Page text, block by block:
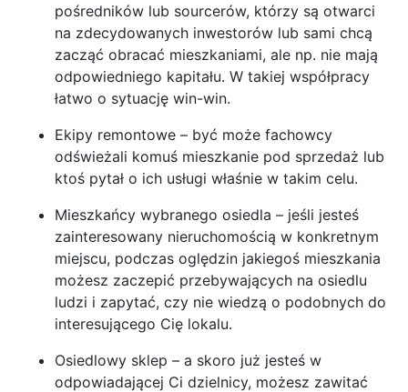
pośredników lub sourcerów, którzy są otwarci
na zdecydowanych inwestorów lub sami chcą
zacząć obracać mieszkaniami, ale np. nie mają
odpowiedniego kapitału. W takiej współpracy
łatwo o sytuację win-win.
Ekipy remontowe – być może fachowcy
odświeżali komuś mieszkanie pod sprzedaż lub
ktoś pytał o ich usługi właśnie w takim celu.
Mieszkańcy wybranego osiedla – jeśli jesteś
zainteresowany nieruchomością w konkretnym
miejscu, podczas oględzin jakiegoś mieszkania
możesz zaczepić przebywających na osiedlu
ludzi i zapytać, czy nie wiedzą o podobnych do
interesującego Cię lokalu.
Osiedlowy sklep – a skoro już jesteś w
odpowiadającej Ci dzielnicy, możesz zawitać